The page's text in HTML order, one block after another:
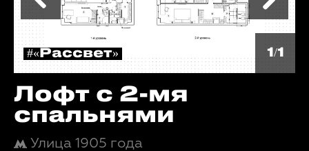
#«Рассвет» 1/1
Лофт с 2-мя
спальнями
Улица 1905 года